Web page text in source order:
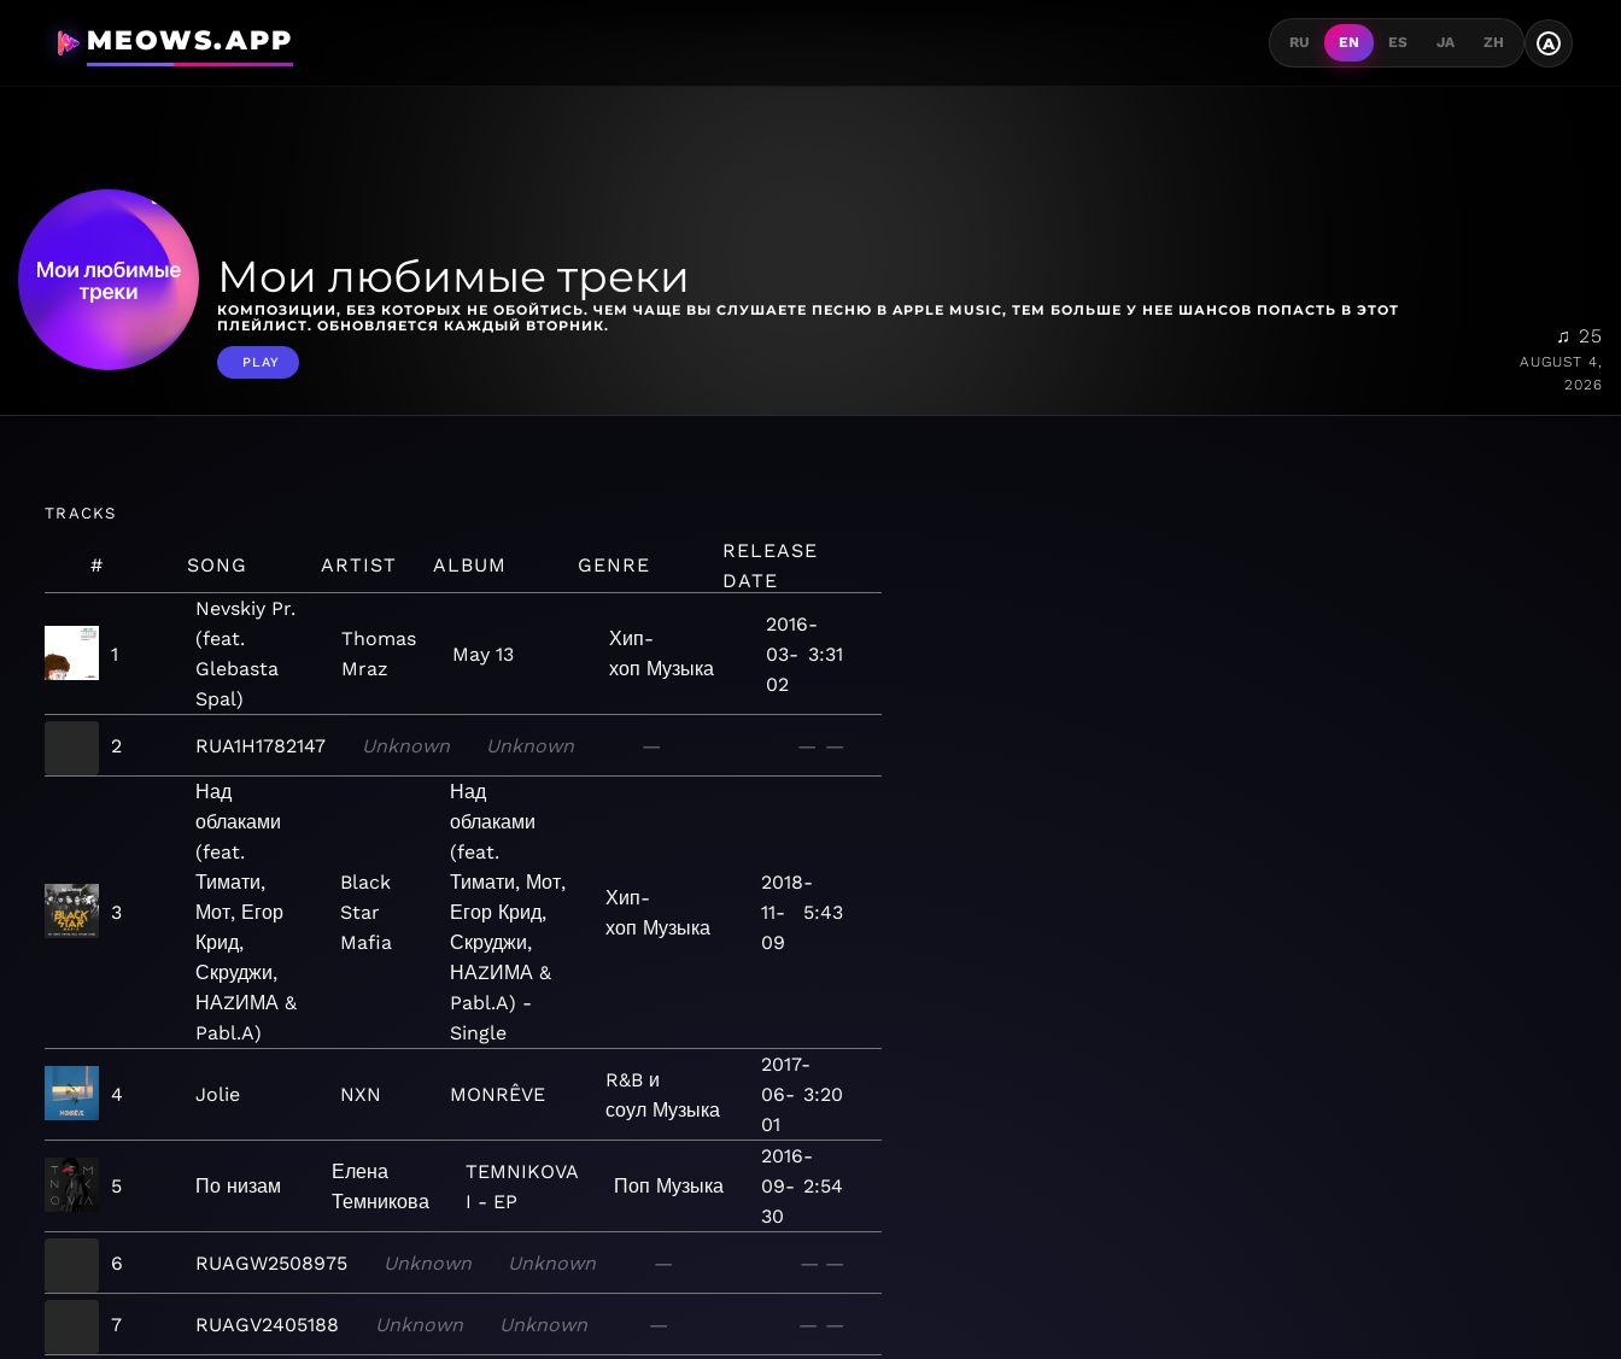
MEOWS.APP RU EN ES JA ZH A
Мои любимые треки
КОМПОЗИЦИИ, БЕЗ КОТОРЫХ НЕ ОБОЙТИСЬ. ЧЕМ ЧАЩЕ ВЫ СЛУШАЕТЕ ПЕСНЮ В APPLE MUSIC, ТЕМ БОЛЬШЕ У НЕЕ ШАНСОВ ПОПАСТЬ В ЭТОТ
ПЛЕЙЛИСТ. ОБНОВЛЯЕТСЯ КАЖДЫЙ ВТОРНИК.
PLAY
♫ 25
AUGUST 4,
2026
TRACKS
# SONG ARTIST ALBUM GENRE
RELEASE
DATE
1
Nevskiy Pr.
(feat.
Glebasta
Spal)
Thomas
Mraz
May 13
Хип-
хоп Музыка
2016-
03-
02
3:31
2 RUA1H1782147 Unknown Unknown — — —
3
Над
облаками
(feat.
Тимати,
Мот, Егор
Крид,
Скруджи,
НАZИМА &
Pabl.A)
Black
Star
Mafia
Над
облаками
(feat.
Тимати, Мот,
Егор Крид,
Скруджи,
НАZИМА &
Pabl.A) -
Single
Хип-
хоп Музыка
2018-
11-
09
5:43
4 Jolie NXN MONRÊVE
R&B и
соул Музыка
2017-
06-
01
3:20
5 По низам
Елена
Темникова
TEMNIKOVA
I - EP
Поп Музыка
2016-
09-
30
2:54
6 RUAGW2508975 Unknown Unknown — — —
7 RUAGV2405188 Unknown Unknown — — —